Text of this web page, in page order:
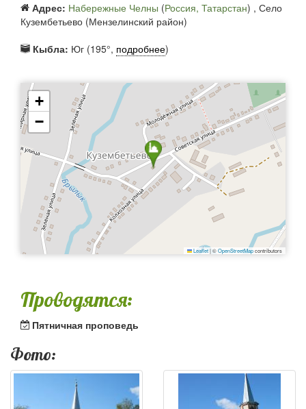
Адрес: Набережные Челны (Россия, Татарстан) , Село
Кузембетьево (Мензелинский район)
Кыбла: Юг (195°, подробнее)
+
−
Leaflet|©OpenStreetMapcontributors
Проводятся:
Пятничная проповедь
Фото: